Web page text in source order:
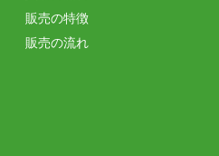
販売の特徴
販売の流れ